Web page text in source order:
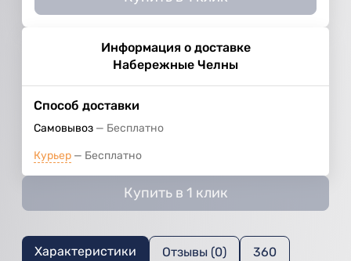
Информация о доставке
Набережные Челны
Способ доставки
Самовывоз Бесплатно
Курьер Бесплатно
Купить в 1 клик
Характеристики Отзывы (0) 360